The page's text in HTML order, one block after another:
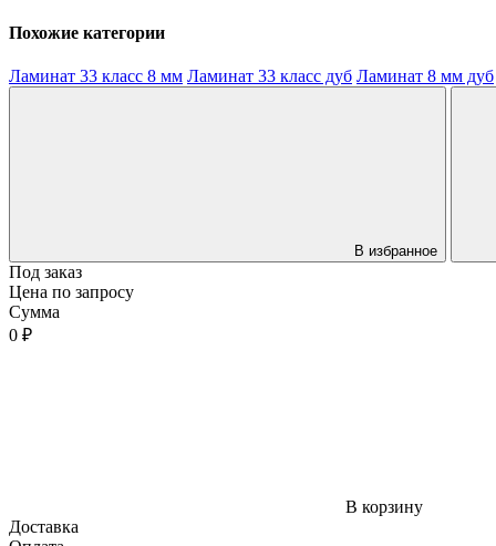
Похожие категории
Ламинат 33 класс 8 мм Ламинат 33 класс дуб Ламинат 8 мм дуб
В избранное
Под заказ
Цена по запросу
Сумма
0 ₽
В корзину
Доставка